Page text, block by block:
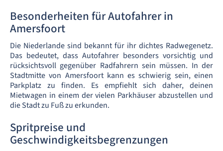
Besonderheiten für Autofahrer in
Amersfoort
Die Niederlande sind bekannt für ihr dichtes Radwegenetz.
Das bedeutet, dass Autofahrer besonders vorsichtig und
rücksichtsvoll gegenüber Radfahrern sein müssen. In der
Stadtmitte von Amersfoort kann es schwierig sein, einen
Parkplatz zu finden. Es empfiehlt sich daher, deinen
Mietwagen in einem der vielen Parkhäuser abzustellen und
die Stadt zu Fuß zu erkunden.
Spritpreise und
Geschwindigkeitsbegrenzungen